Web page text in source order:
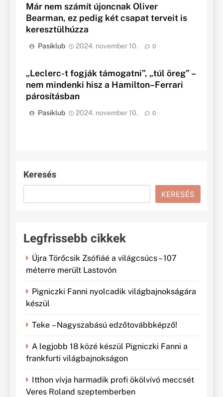
Már nem számít újoncnak Oliver
Bearman, ez pedig két csapat terveit is
keresztülhúzza
Pasiklub 2024. november 10. 0
„Leclerc-t fogják támogatni”, „túl öreg” –
nem mindenki hisz a Hamilton–Ferrari
párosításban
Pasiklub 2024. november 10. 0
Keresés
KERESÉS
Legfrissebb cikkek
Újra Törőcsik Zsófiáé a világcsúcs – 107
méterre merült Lastovón
Pigniczki Fanni nyolcadik világbajnokságára
készül
Teke – Nagyszabású edzőtovábbképző!
A legjobb 18 közé készül Pigniczki Fanni a
frankfurti világbajnokságon
Itthon vívja harmadik profi ökölvívó meccsét
Veres Roland szeptemberben